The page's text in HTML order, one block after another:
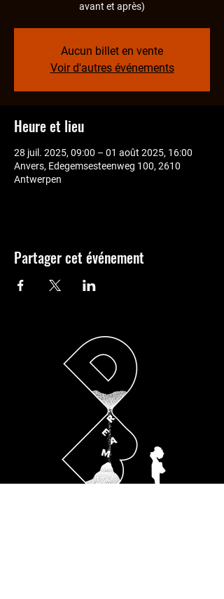
avant et après)
Aucun billet en vente
Voir d'autres événements
Heure et lieu
28 juil. 2025, 09:00 – 01 août 2025, 16:00
Anvers, Edegemsesteenweg 100, 2610
Antwerpen
Partager cet événement